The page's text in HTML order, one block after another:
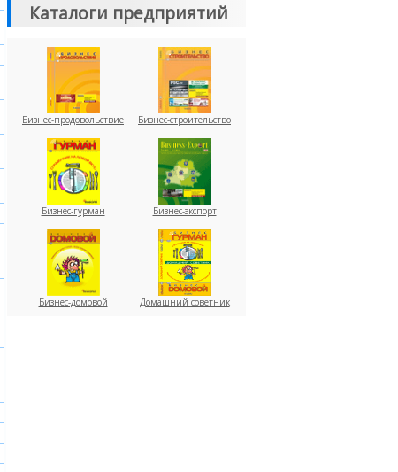
Каталоги предприятий
Бизнес-продовольствие Бизнес-строительство
Бизнес-гурман Бизнес-экспорт
Бизнес-домовой Домашний советник